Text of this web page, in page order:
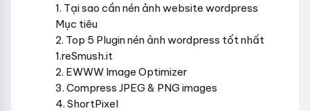
1. Tại sao cần nén ảnh website wordpress
Mục tiêu
2. Top 5 Plugin nén ảnh wordpress tốt nhất
1.reSmush.it
2. EWWW Image Optimizer
3. Compress JPEG & PNG images
4. ShortPixel